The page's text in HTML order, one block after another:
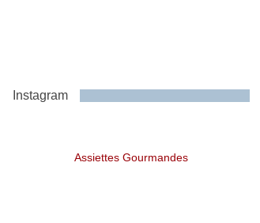
Instagram
Assiettes Gourmandes